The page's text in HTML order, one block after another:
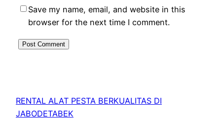
Save my name, email, and website in this
browser for the next time I comment.
RENTAL ALAT PESTA BERKUALITAS DI
JABODETABEK